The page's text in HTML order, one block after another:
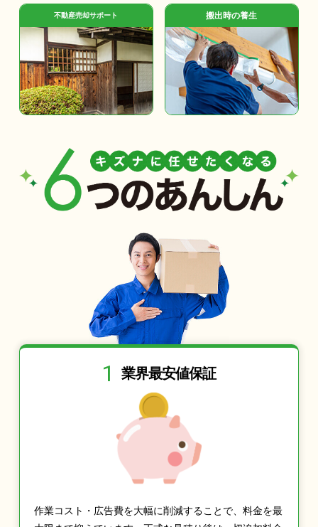
不動産売却サポート 搬出時の養生
1 業界最安値保証
作業コスト・広告費を大幅に削減することで、料金を最